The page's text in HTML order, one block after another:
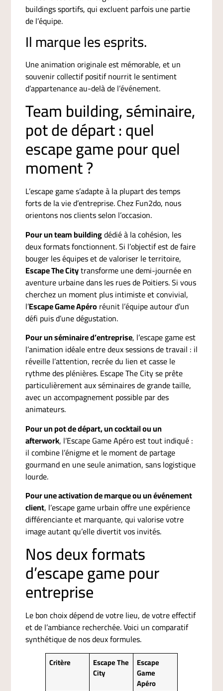
buildings sportifs, qui excluent parfois une partie
de l’équipe.
Il marque les esprits.
Une animation originale est mémorable, et un
souvenir collectif positif nourrit le sentiment
d’appartenance au-delà de l’événement.
Team building, séminaire,
pot de départ : quel
escape game pour quel
moment ?
L’escape game s’adapte à la plupart des temps
forts de la vie d’entreprise. Chez Fun2do, nous
orientons nos clients selon l’occasion.
Pour un team buildingdédié à la cohésion, les
deux formats fonctionnent. Si l’objectif est de faire
bouger les équipes et de valoriser le territoire,
Escape The Citytransforme une demi-journée en
aventure urbaine dans les rues de Poitiers. Si vous
cherchez un moment plus intimiste et convivial,
l’Escape Game Apéro réunit l’équipe autour d’un
défi puis d’une dégustation.
Pour un séminaire d’entreprise, l’escape game est
l’animation idéale entre deux sessions de travail : il
réveille l’attention, recrée du lien et casse le
rythme des plénières. Escape The City se prête
particulièrement aux séminaires de grande taille,
avec un accompagnement possible par des
animateurs.
Pour un pot de départ, un cocktail ou un
afterwork, l’Escape Game Apéro est tout indiqué :
il combine l’énigme et le moment de partage
gourmand en une seule animation, sans logistique
lourde.
Pour une activation de marque ou un événement
client, l’escape game urbain offre une expérience
différenciante et marquante, qui valorise votre
image autant qu’elle divertit vos invités.
Nos deux formats
d’escape game pour
entreprise
Le bon choix dépend de votre lieu, de votre effectif
et de l’ambiance recherchée. Voici un comparatif
synthétique de nos deux formules.
Critère Escape The
City
Escape
Game
Apéro